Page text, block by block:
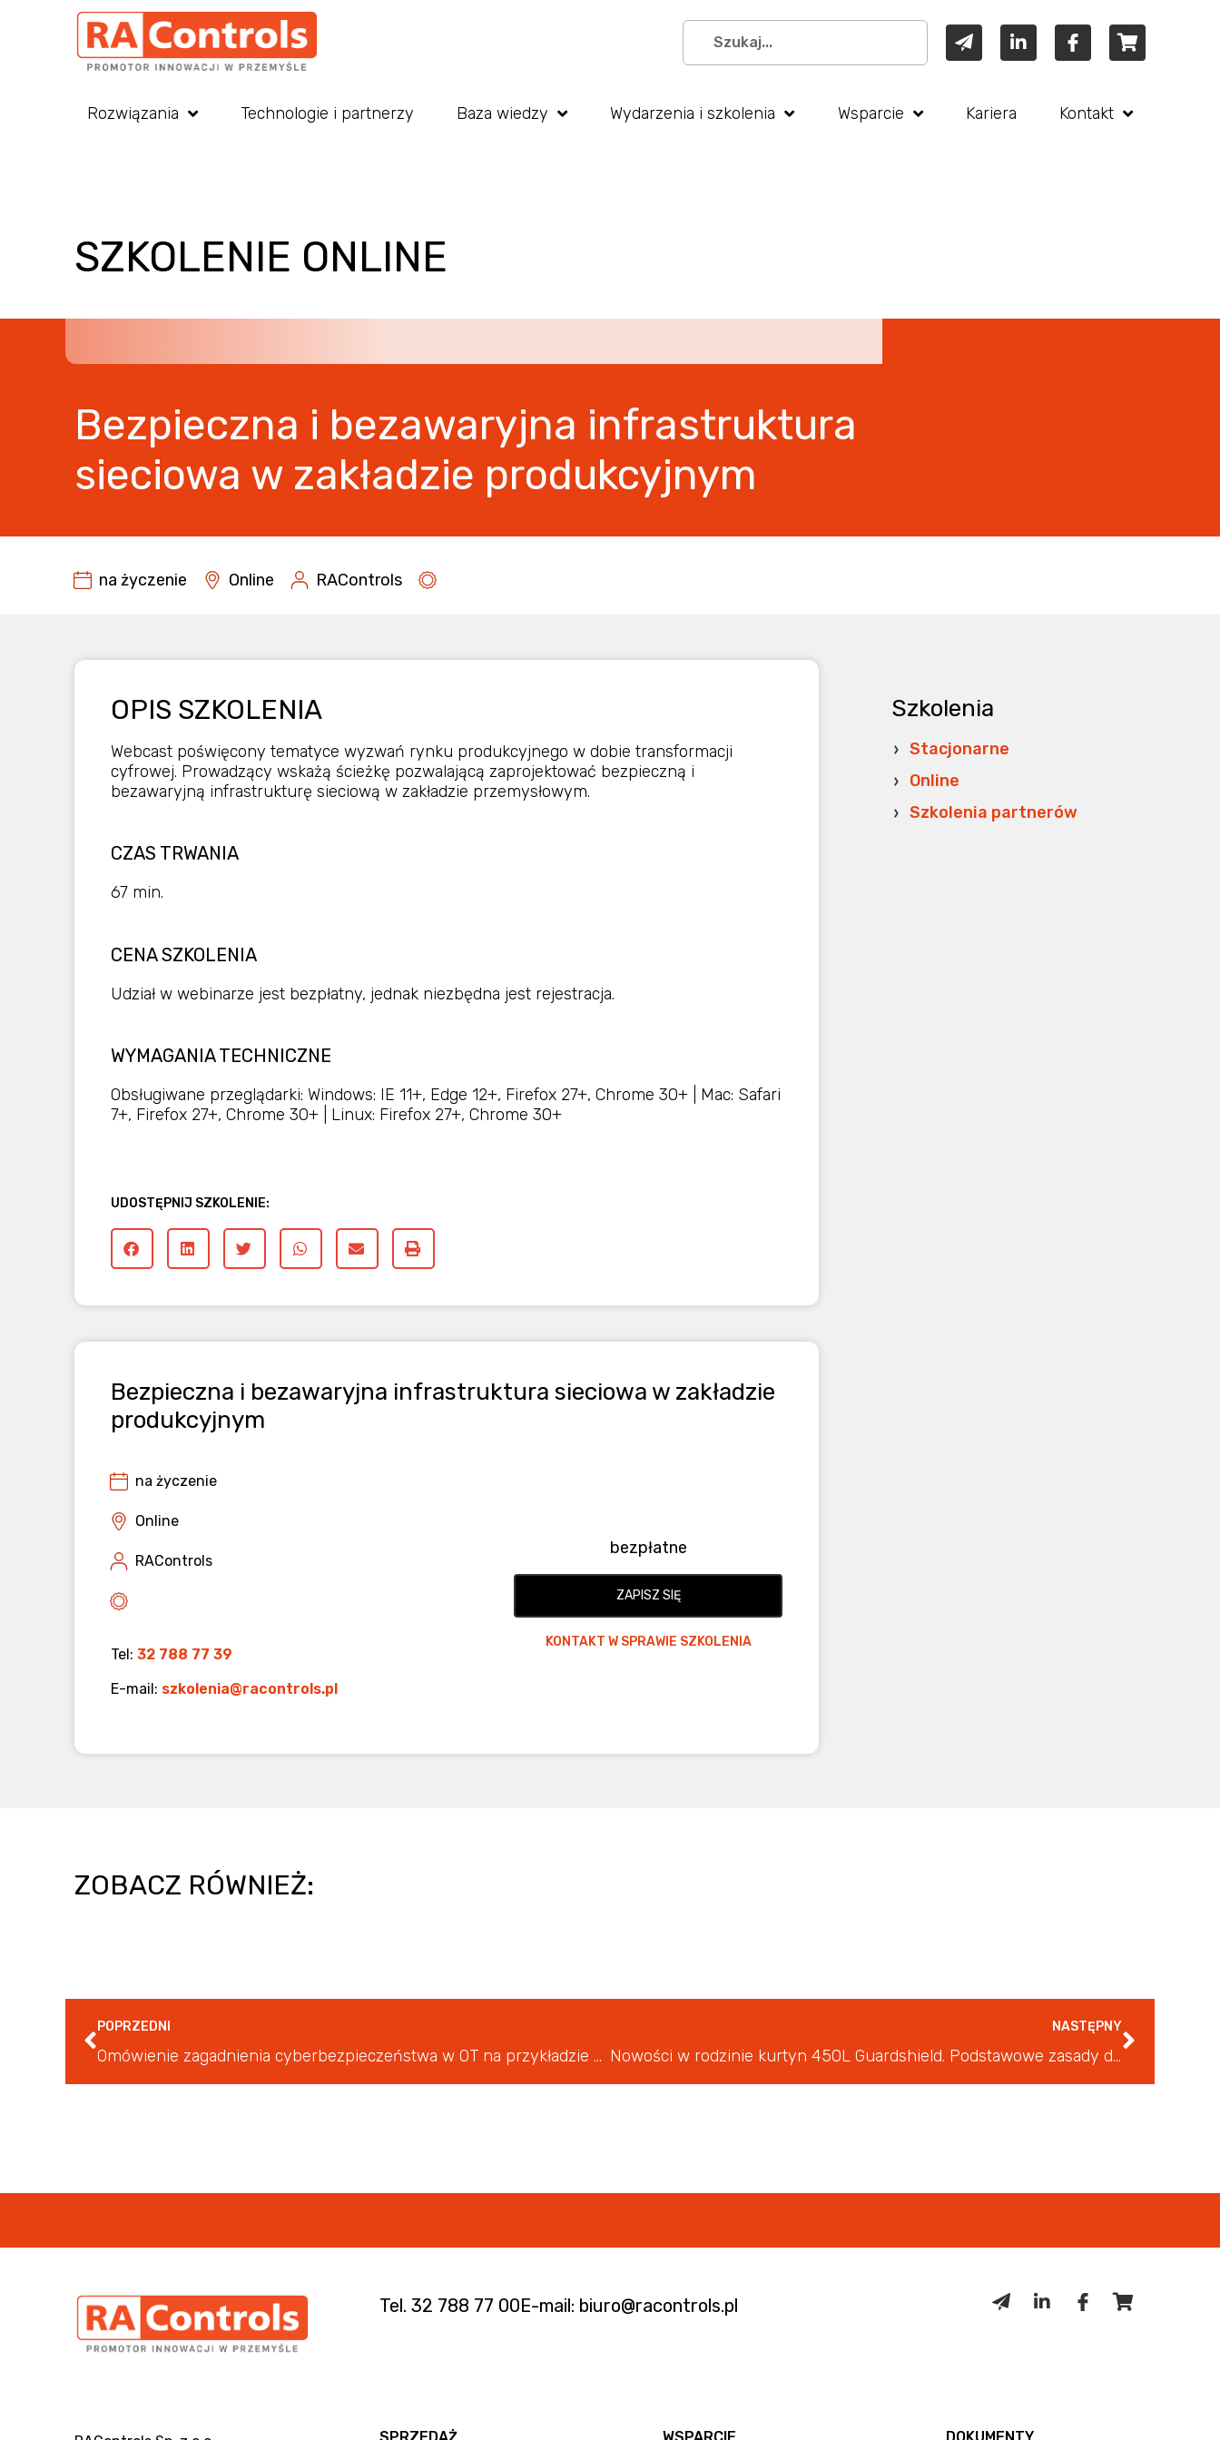
Rozwiązania Technologie i partnerzy Baza wiedzy Wydarzenia i szkolenia Wsparcie Kariera Kontakt
SZKOLENIE ONLINE
Bezpieczna i bezawaryjna infrastruktura
sieciowa w zakładzie produkcyjnym
na życzenie Online RAControls
OPIS SZKOLENIA
Webcast poświęcony tematyce wyzwań rynku produkcyjnego w dobie transformacji
cyfrowej. Prowadzący wskażą ścieżkę pozwalającą zaprojektować bezpieczną i
bezawaryjną infrastrukturę sieciową w zakładzie przemysłowym.
CZAS TRWANIA
67 min.
CENA SZKOLENIA
Udział w webinarze jest bezpłatny, jednak niezbędna jest rejestracja.
WYMAGANIA TECHNICZNE
Obsługiwane przeglądarki: Windows: IE 11+, Edge 12+, Firefox 27+, Chrome 30+ | Mac: Safari
7+, Firefox 27+, Chrome 30+ | Linux: Firefox 27+, Chrome 30+
UDOSTĘPNIJ SZKOLENIE:
Bezpieczna i bezawaryjna infrastruktura sieciowa w zakładzie
produkcyjnym
na życzenie
Online
RAControls
Tel: 32 788 77 39
E-mail: szkolenia@racontrols.pl
bezpłatne
ZAPISZ SIĘ
KONTAKT W SPRAWIE SZKOLENIA
Szkolenia
Stacjonarne
Online
Szkolenia partnerów
ZOBACZ RÓWNIEŻ:
POPRZEDNI
Omówienie zagadnienia cyberbezpieczeństwa w OT na przykładzie dostępnych rozwiązań
NASTĘPNY
Nowości w rodzinie kurtyn 450L Guardshield. Podstawowe zasady doboru kurtyn
Tel. 32 788 77 00E-mail: biuro@racontrols.pl